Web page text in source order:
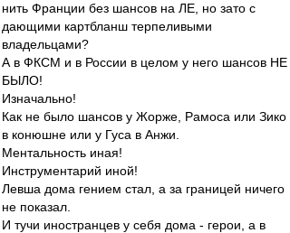
нить Франции без шансов на ЛЕ, но зато с
дающими картбланш терпеливыми
владельцами?
А в ФКСМ и в России в целом у него шансов НЕ
БЫЛО!
Изначально!
Как не было шансов у Жорже, Рамоса или Зико
в конюшне или у Гуса в Анжи.
Ментальность иная!
Инструментарий иной!
Левша дома гением стал, а за границей ничего
не показал.
И тучи иностранцев у себя дома - герои, а в